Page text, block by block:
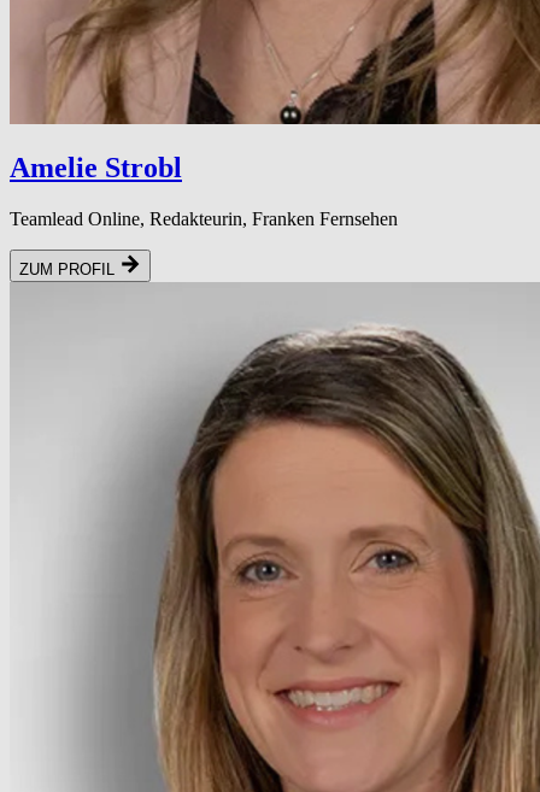
Amelie Strobl
Teamlead Online, Redakteurin, Franken Fernsehen
ZUM PROFIL